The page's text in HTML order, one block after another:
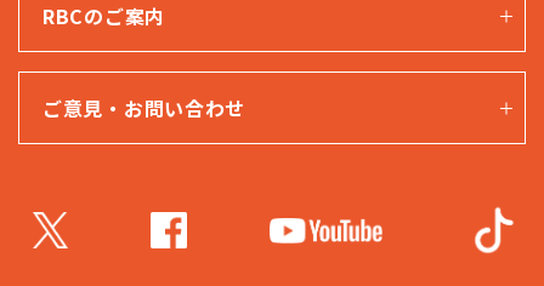
RBCのご案内
ご意見・お問い合わせ